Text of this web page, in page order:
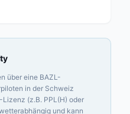
über eine BAZL-
in der Schweiz
(z.B. PPL(H) oder
und kann